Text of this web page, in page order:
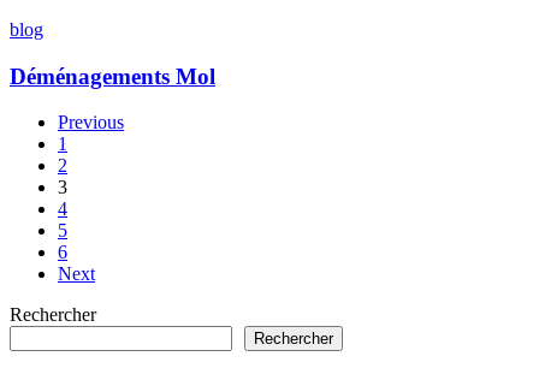
Mol
blog
Déménagements Mol
Previous
1
2
3
4
5
6
Next
Rechercher
Rechercher